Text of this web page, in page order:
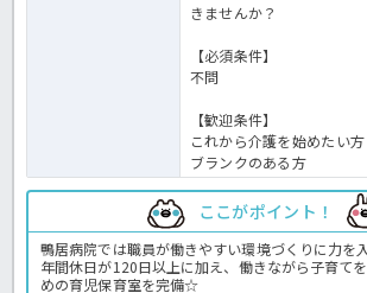
きませんか？
【必須条件】
不問
【歓迎条件】
これから介護を始めたい方
ブランクのある方
ここがポイント！
鴨居病院では職員が働きやすい環境づくりに力を
年間休日が120日以上に加え、働きながら子育て
めの育児保育室を完備☆